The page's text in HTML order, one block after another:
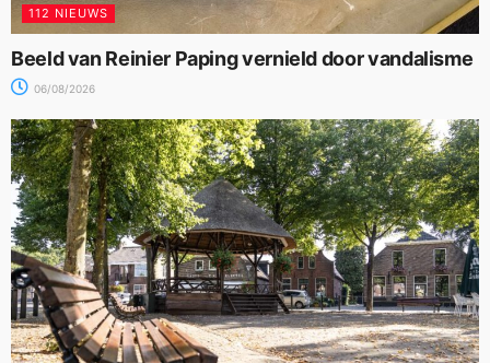
112 NIEUWS
Beeld van Reinier Paping vernield door vandalisme
06/08/2026